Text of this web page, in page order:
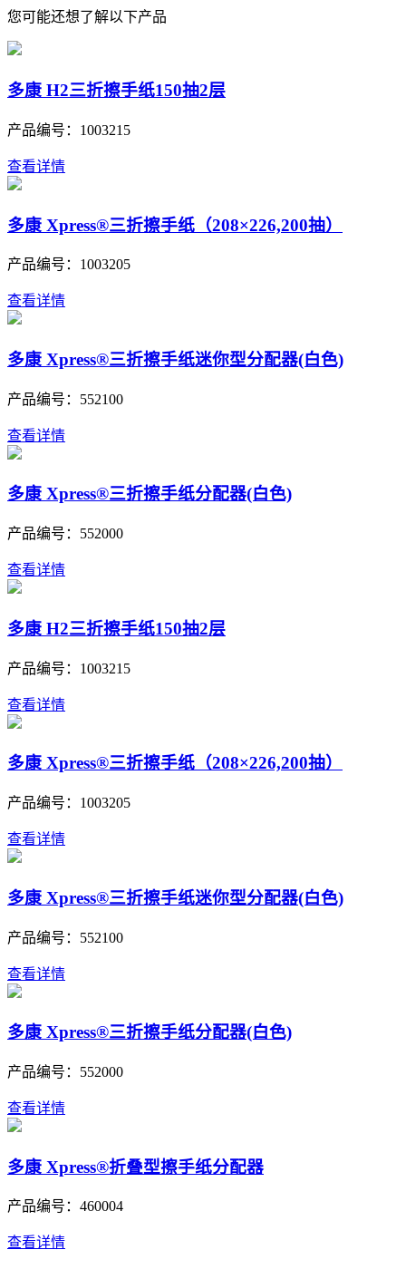
您可能还想了解以下产品
多康 H2三折擦手纸150抽2层
产品编号： 1003215
查看详情
多康 Xpress®三折擦手纸（208×226,200抽）
产品编号： 1003205
查看详情
多康 Xpress®三折擦手纸迷你型分配器(白色)
产品编号： 552100
查看详情
多康 Xpress®三折擦手纸分配器(白色)
产品编号： 552000
查看详情
多康 H2三折擦手纸150抽2层
产品编号： 1003215
查看详情
多康 Xpress®三折擦手纸（208×226,200抽）
产品编号： 1003205
查看详情
多康 Xpress®三折擦手纸迷你型分配器(白色)
产品编号： 552100
查看详情
多康 Xpress®三折擦手纸分配器(白色)
产品编号： 552000
查看详情
多康 Xpress®折叠型擦手纸分配器
产品编号： 460004
查看详情